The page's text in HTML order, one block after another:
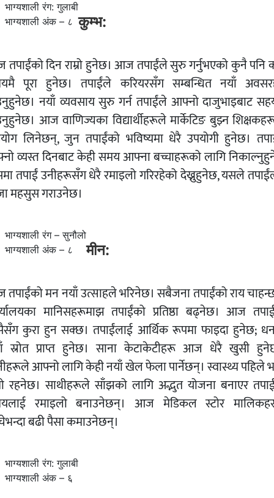
भाग्यशाली रंग: गुलाबी
भाग्यशाली अंक – ८ कुम्भ:
दिन राम्रो हुनेछ। आज तपाईंले सुरु गर्नुभएको कुनै पनि
पूरा हुनेछ। तपाईंले करियरसँग सम्बन्धित नयाँ
नयाँ व्यवसाय सुरु गर्न तपाईंले आफ्नो दाजुभाइबाट
आज वाणिज्यका विद्यार्थीहरूले मार्केटिङ बुझ्न
लिनेछन्, जुन तपाईंको भविष्यमा धेरै उपयोगी हुनेछ।
व्यस्त दिनबाट केही समय आफ्ना बच्चाहरूको लागि
तपाईं उनीहरूसँग धेरै रमाइलो गरिरहेको देख्नुहुनेछ, यसले
महसुस गराउनेछ।
भाग्यशाली रंग – सुनौलो
भाग्यशाली अंक – ८
मीन:
मन नयाँ उत्साहले भरिनेछ। सबैजना तपाईंको राय
मानिसहरूमाझ तपाईंको प्रतिष्ठा बढ्नेछ। आज
कुरा हुन सक्छ। तपाईंलाई आर्थिक रूपमा फाइदा हुनेछ;
स्रोत प्राप्त हुनेछ। साना केटाकेटीहरू आज धेरै खुसी
आफ्नो लागि केही नयाँ खेल फेला पार्नेछन्। स्वास्थ्य पहिले
रहनेछ। साथीहरूले साँझको लागि अद्भुत योजना बनाएर
रमाइलो बनाउनेछन्। आज मेडिकल स्टोर
बढी पैसा कमाउनेछन्।
भाग्यशाली रंग: गुलाबी
भाग्यशाली अंक – ६